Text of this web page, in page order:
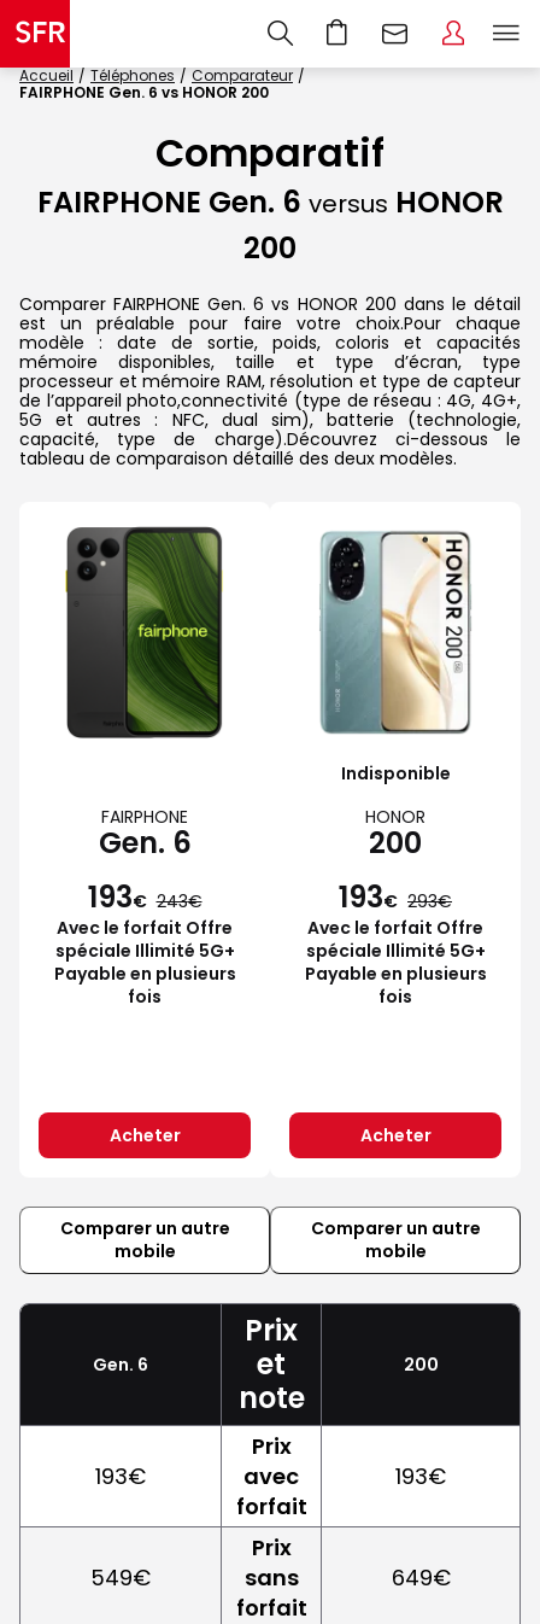
Accueil Téléphones
Comparateur
FAIRPHONE Gen. 6 vs HONOR 200
Comparatif
FAIRPHONE Gen. 6 versus HONOR
200
Comparer FAIRPHONE Gen. 6 vs HONOR 200 dans le détail
est un préalable pour faire votre choix.Pour chaque
modèle : date de sortie, poids, coloris et capacités
mémoire disponibles, taille et type d’écran, type
processeur et mémoire RAM, résolution et type de capteur
de l’appareil photo,connectivité (type de réseau : 4G, 4G+,
5G et autres : NFC, dual sim), batterie (technologie,
capacité, type de charge).Découvrez ci-dessous le
tableau de comparaison détaillé des deux modèles.
FAIRPHONE
Gen. 6
193€ 243
Avec le forfait Offre
spéciale Illimité 5G+
Payable en plusieurs
fois
Acheter
Indisponible
HONOR
200
193€ 293
Avec le forfait Offre
spéciale Illimité 5G+
Payable en plusieurs
fois
Acheter
Comparer un autre
mobile
Comparer un autre
mobile
Gen. 6
Prix
et
note
200
193€
Prix
avec
forfait
193€
549€
Prix
sans
forfait
649€